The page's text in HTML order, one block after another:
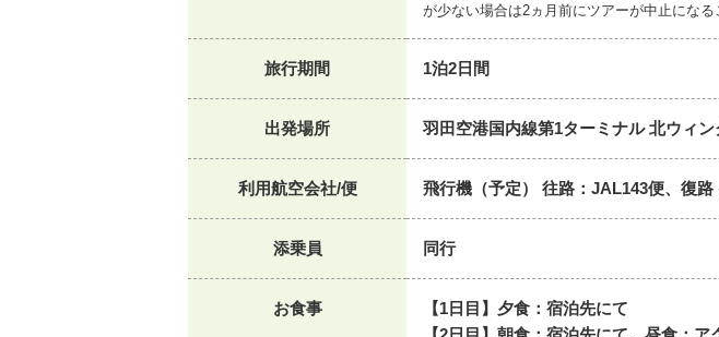
が少ない場合は2ヵ月前にツアーが中止になる
旅行期間 1泊2日間
出発場所 羽田空港国内線第1ターミナル 北ウィ
利用航空会社/便 飛行機（予定） 往路：JAL143便、復
添乗員 同行
お食事
【1日目】夕食：宿泊先にて